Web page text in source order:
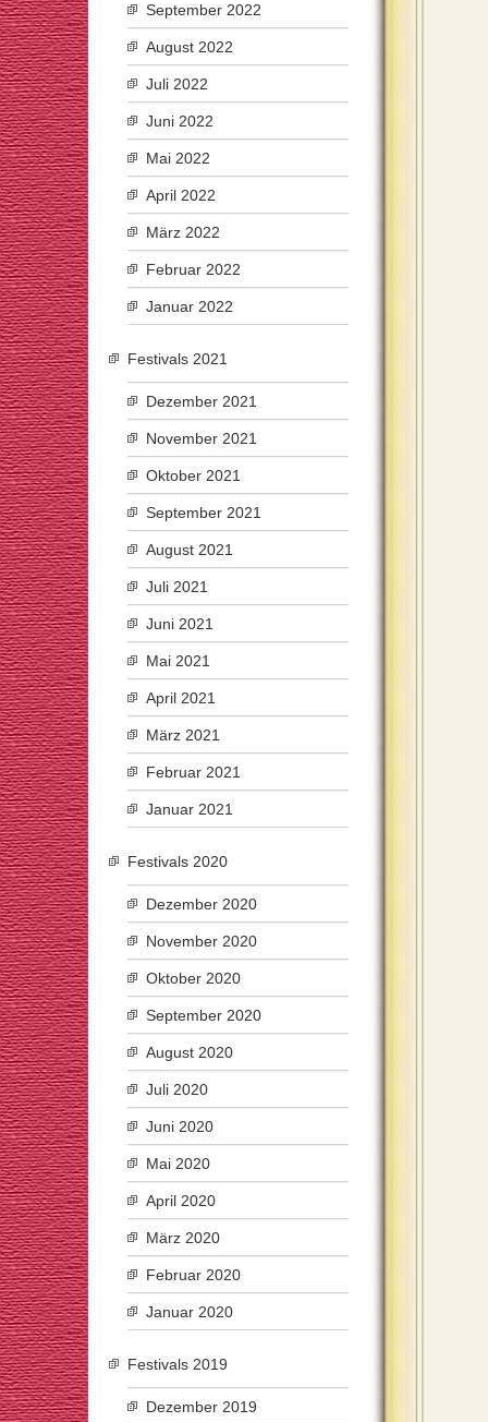
September 2022
August 2022
Juli 2022
Juni 2022
Mai 2022
April 2022
März 2022
Februar 2022
Januar 2022
Festivals 2021
Dezember 2021
November 2021
Oktober 2021
September 2021
August 2021
Juli 2021
Juni 2021
Mai 2021
April 2021
März 2021
Februar 2021
Januar 2021
Festivals 2020
Dezember 2020
November 2020
Oktober 2020
September 2020
August 2020
Juli 2020
Juni 2020
Mai 2020
April 2020
März 2020
Februar 2020
Januar 2020
Festivals 2019
Dezember 2019